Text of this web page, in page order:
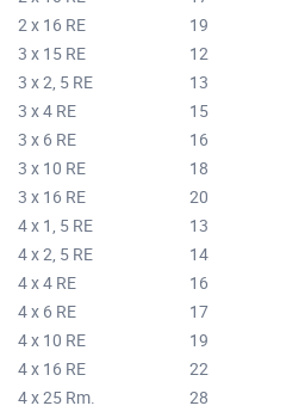
2 x 16 RE
19
3 x 15 RE
12
3 x 2, 5 RE
13
3 x 4 RE
15
3 x 6 RE
16
3 x 10 RE
18
3 x 16 RE
20
4 x 1, 5 RE
13
4 x 2, 5 RE
14
4 x 4 RE
16
4 x 6 RE
17
4 x 10 RE
19
4 x 16 RE
22
4 x 25 Rm.
28